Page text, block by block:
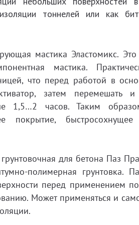
тоннелей или как
мастика Эластомикс.
мастика.
что перед работой в
затем перемешать и
1,5…2 часов. Таким
покрытие,
для бетона Паз
полимерная грунтовка.
перед применением
Может применяться и